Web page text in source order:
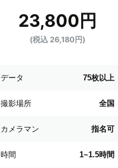
23,800円
(税込 26,180円)
データ 75枚以上
撮影場所 全国
カメラマン 指名可
時間 1~1.5時間